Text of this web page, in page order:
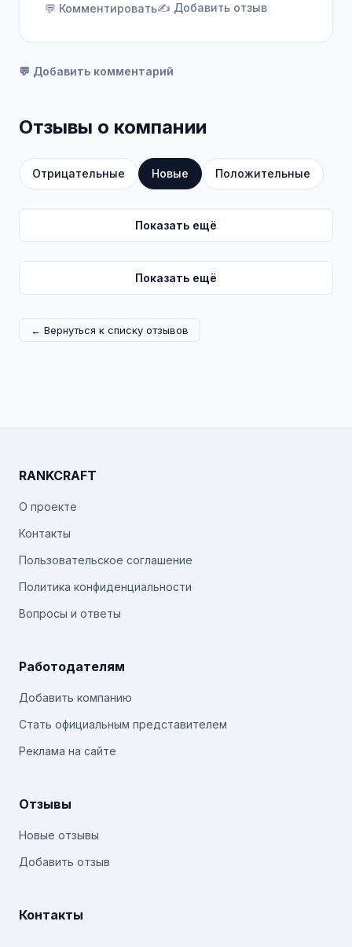
💬 Комментировать✍️ Добавить отзыв
💬 Добавить комментарий
Отзывы о компании
Отрицательные Новые Положительные
Показать ещё
Показать ещё
← Вернуться к списку отзывов
RANKCRAFT
О проекте
Контакты
Пользовательское соглашение
Политика конфиденциальности
Вопросы и ответы
Работодателям
Добавить компанию
Стать официальным представителем
Реклама на сайте
Отзывы
Новые отзывы
Добавить отзыв
Контакты